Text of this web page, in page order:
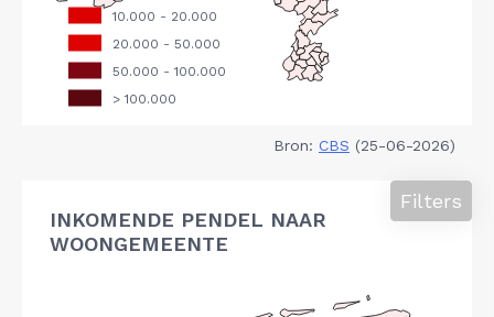
Bron: CBS (25-06-2026)
INKOMENDE PENDEL NAAR
WOONGEMEENTE
Filters